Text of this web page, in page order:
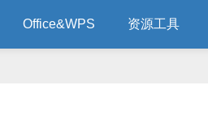
Office&WPS 资源工具